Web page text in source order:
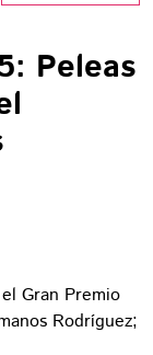
Peleas
Gran Premio
Rodríguez;